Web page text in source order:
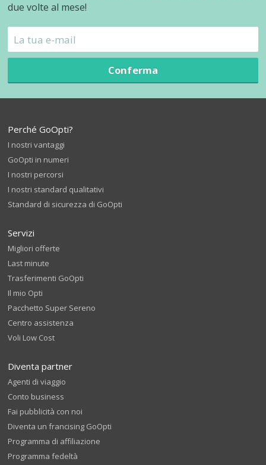
due volte al mese!
Conferma
Perché GoOpti?
I nostri vantaggi
GoOpti in numeri
I nostri percorsi
I nostri standard qualitativi
Standard di sicurezza di GoOpti
Servizi
Migliori offerte
Last minute
Trasferimenti GoOpti
Il mio Opti
Pacchetto Super Sereno
Centro assistenza
Voli Low Cost
Diventa partner
Agenti di viaggio
Conto business
Fai pubblicità con noi
Diventa un francising GoOpti
Programma di affiliazione
Programma fedeltà